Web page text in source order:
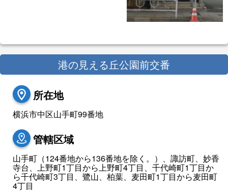
港の見える丘公園前交番
所在地
横浜市中区山手町99番地
管轄区域
山手町（124番地から136番地を除く。）、諏訪町、妙香
寺台、上野町1丁目から上野町4丁目、千代崎町1丁目か
ら千代崎町3丁目、鷺山、柏葉、麦田町1丁目から麦田町
4丁目